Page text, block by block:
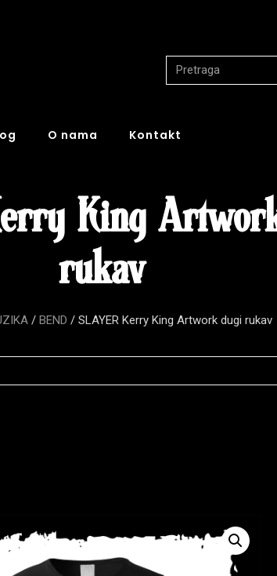
O nama Kontakt
King
rukav
/ BEND / SLAYER Kerry King Artwork dugi rukav